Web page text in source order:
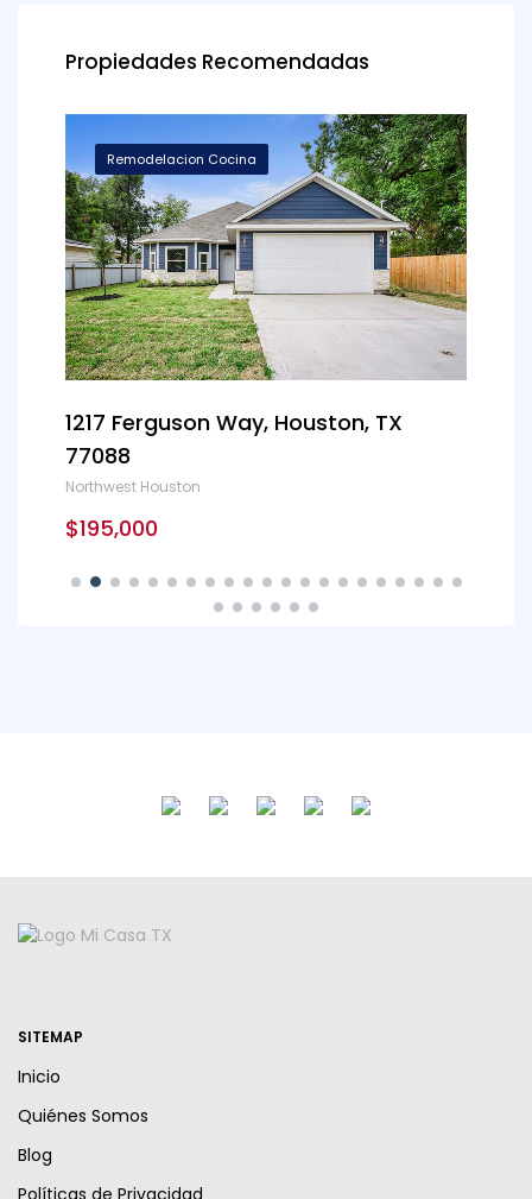
Propiedades Recomendadas
Remodelacion Cocina
1217 Ferguson Way, Houston, TX
77088
Northwest Houston
$195,000
SITEMAP
Inicio
Quiénes Somos
Blog
Políticas de Privacidad